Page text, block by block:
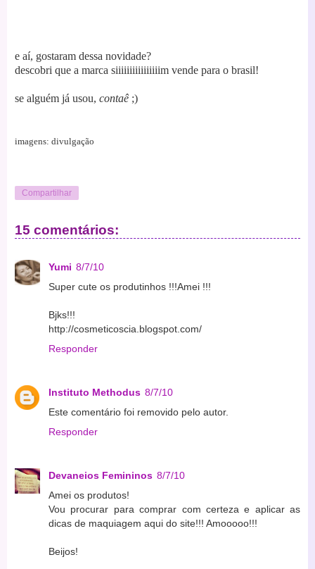
e aí, gostaram dessa novidade?
descobri que a marca siiiiiiiiiiiiiiiim vende para o brasil!
se alguém já usou, contaê ;)
imagens: divulgação
Compartilhar
15 comentários:
Yumi 8/7/10
Super cute os produtinhos !!!Amei !!!
Bjks!!!
http://cosmeticoscia.blogspot.com/
Responder
Instituto Methodus 8/7/10
Este comentário foi removido pelo autor.
Responder
Devaneios Femininos 8/7/10
Amei os produtos!
Vou procurar para comprar com certeza e aplicar as
dicas de maquiagem aqui do site!!! Amooooo!!!
Beijos!